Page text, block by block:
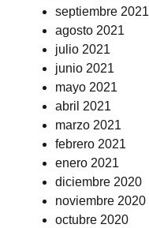
septiembre 2021
agosto 2021
julio 2021
junio 2021
mayo 2021
abril 2021
marzo 2021
febrero 2021
enero 2021
diciembre 2020
noviembre 2020
octubre 2020